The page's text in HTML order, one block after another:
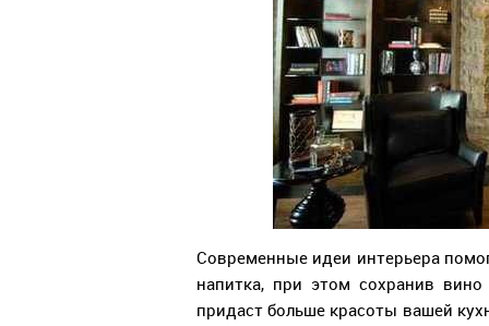
Современные идеи интерьера
напитка, при этом сохранив
придаст больше красоты вашей